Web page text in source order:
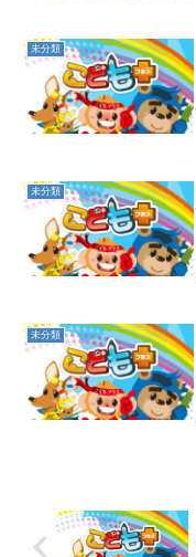
未分類
未分類
未分類